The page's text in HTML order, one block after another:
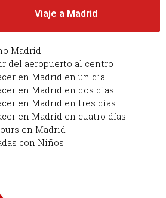
Viaje a Madrid
Madrid
del aeropuerto al centro
en Madrid en un día
en Madrid en dos días
en Madrid en tres días
en Madrid en cuatro días
en Madrid
con Niños